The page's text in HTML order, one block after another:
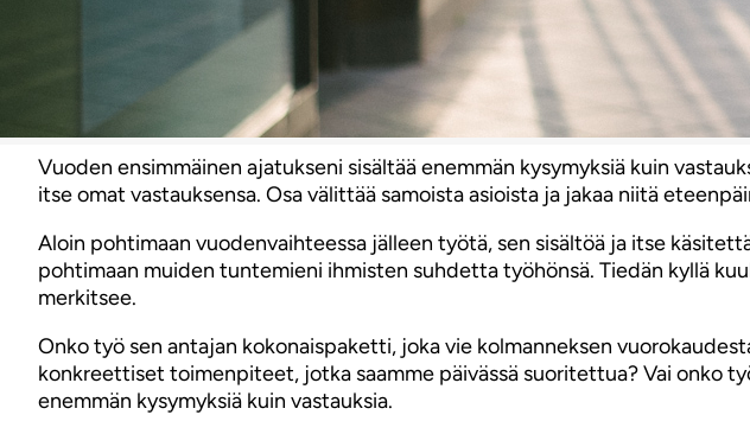
Vuoden ensimmäinen ajatukseni sisältää enemmän kysymyksiä kuin
itse omat vastauksensa. Osa välittää samoista asioista ja jakaa niitä
Aloin pohtimaan vuodenvaihteessa jälleen työtä, sen sisältöä ja itse
pohtimaan muiden tuntemieni ihmisten suhdetta työhönsä. Tiedän kyllä
merkitsee.
Onko työ sen antajan kokonaispaketti, joka vie kolmanneksen
konkreettiset toimenpiteet, jotka saamme päivässä suoritettua? Vai onko
enemmän kysymyksiä kuin vastauksia.